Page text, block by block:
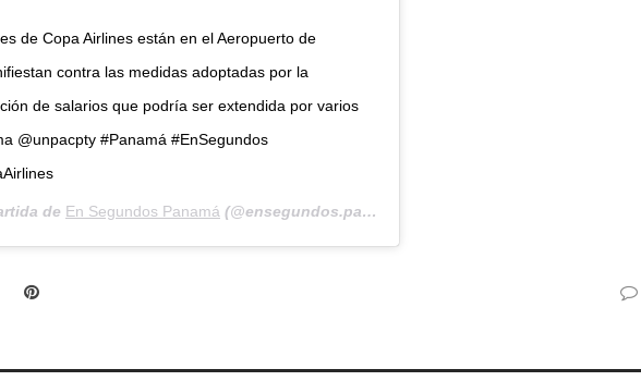
de Copa Airlines están en el Aeropuerto de
contra las medidas adoptadas por la
de salarios que podría ser extendida por varios
@unpacpty #Panamá #EnSegundos
de En Segundos Panamá (@ensegundos.pa) el
Pinterest